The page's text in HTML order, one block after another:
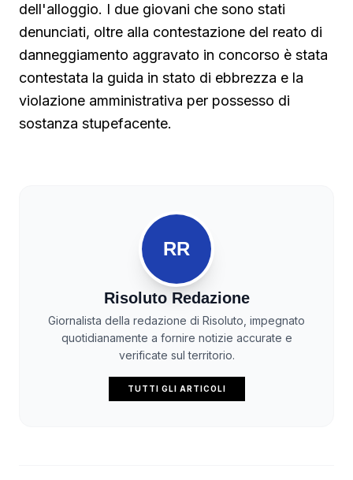
dell'alloggio. I due giovani che sono stati
denunciati, oltre alla contestazione del reato di
danneggiamento aggravato in concorso è stata
contestata la guida in stato di ebbrezza e la
violazione amministrativa per possesso di
sostanza stupefacente.
RR
Risoluto Redazione
Giornalista della redazione di Risoluto, impegnato
quotidianamente a fornire notizie accurate e
verificate sul territorio.
TUTTI GLI ARTICOLI